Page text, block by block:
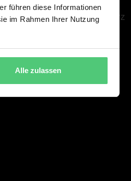
führen diese Informationen
im Rahmen Ihrer Nutzung
Alle zulassen
AGB
DATENSCHUTZ